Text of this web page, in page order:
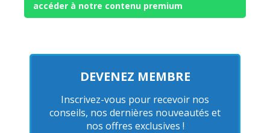
accéder à notre contenu premium
DEVENEZ MEMBRE
Inscrivez-vous pour recevoir nos
conseils, nos dernières nouveautés et
nos offres exclusives !